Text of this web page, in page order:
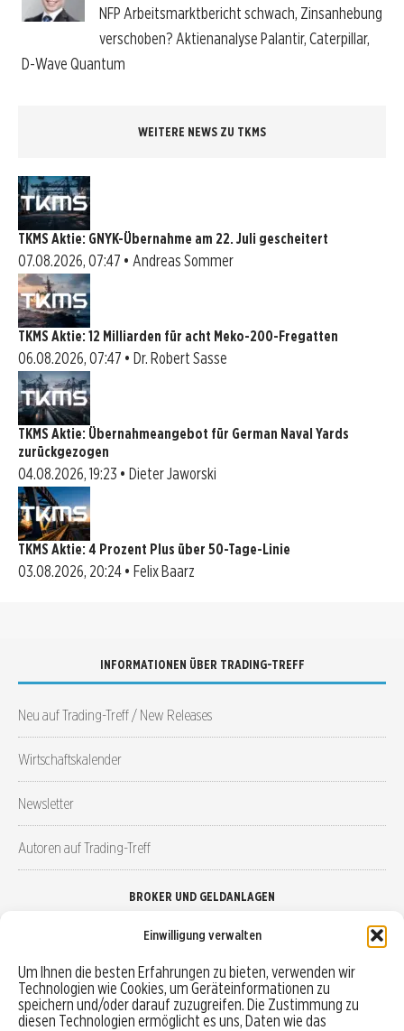
Einwilligung verwalten
Um Ihnen die besten Erfahrungen zu bieten, verwenden wir
Technologien wie Cookies, um Geräteinformationen zu
speichern und/oder darauf zuzugreifen. Die Zustimmung zu
diesen Technologien ermöglicht es uns, Daten wie das
NFP Arbeitsmarktbericht schwach, Zinsanhebung
verschoben? Aktienanalyse Palantir, Caterpillar,
D-Wave Quantum
WEITERE NEWS ZU TKMS
TKMS Aktie: GNYK-Übernahme am 22. Juli gescheitert
07.08.2026, 07:47 • Andreas Sommer
TKMS Aktie: 12 Milliarden für acht Meko-200-Fregatten
06.08.2026, 07:47 • Dr. Robert Sasse
TKMS Aktie: Übernahmeangebot für German Naval Yards
zurückgezogen
04.08.2026, 19:23 • Dieter Jaworski
TKMS Aktie: 4 Prozent Plus über 50-Tage-Linie
03.08.2026, 20:24 • Felix Baarz
INFORMATIONEN ÜBER TRADING-TREFF
Neu auf Trading-Treff / New Releases
Wirtschaftskalender
Newsletter
Autoren auf Trading-Treff
BROKER UND GELDANLAGEN
Robo-Advisor vergleichen